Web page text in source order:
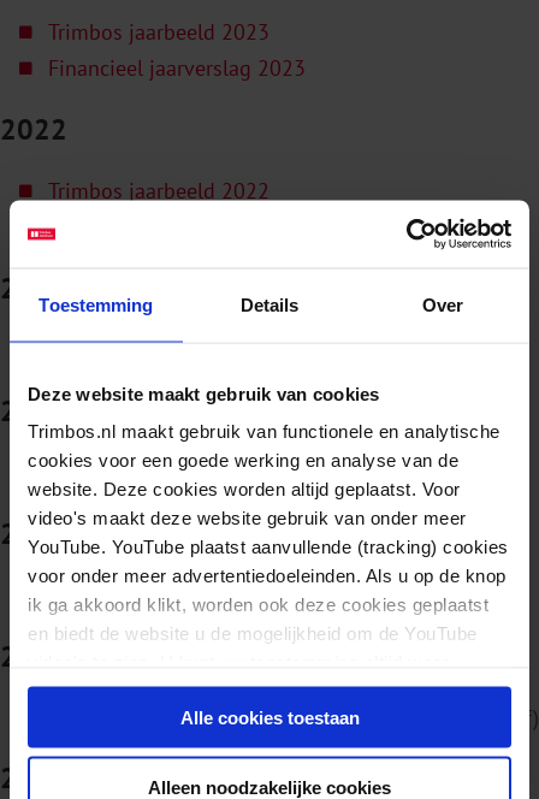
Toestemming Details Over
Deze website maakt gebruik van cookies
Trimbos.nl maakt gebruik van functionele en analytische
cookies voor een goede werking en analyse van de
website. Deze cookies worden altijd geplaatst. Voor
video's maakt deze website gebruik van onder meer
YouTube. YouTube plaatst aanvullende (tracking) cookies
voor onder meer advertentiedoeleinden. Als u op de knop
ik ga akkoord klikt, worden ook deze cookies geplaatst
en biedt de website u de mogelijkheid om de YouTube
intrekken.
Alle cookies toestaan
Alleen noodzakelijke cookies
Trimbos jaarbeeld 2023
Financieel jaarverslag 2023
2022
Trimbos jaarbeeld 2022
Financieel jaarverslag 2022
2021
Financieel jaarverslag 2021 (pdf)
2020
Financieel jaarverslag 2020 (pdf)
2019
Financieel jaarverslag 2019(pdf)
2018
Financieel jaarverslag en bestuursverslag 2018 (pdf)
2017